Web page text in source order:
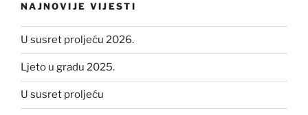
NAJNOVIJE VIJESTI
U susret proljeću 2026.
Ljeto u gradu 2025.
U susret proljeću